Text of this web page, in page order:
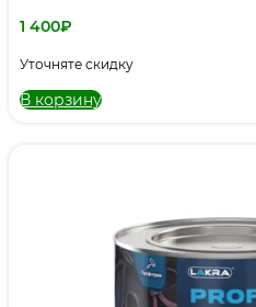
1 400₽
Уточняте скидку
В корзину